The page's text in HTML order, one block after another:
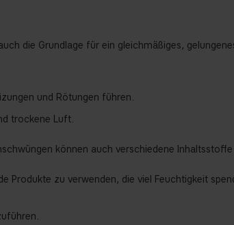
die Grundlage für ein gleichmäßiges,
und Rötungen führen.
trockene Luft.
können auch verschiedene
Produkte zu verwenden, die viel Feuchtigkeit